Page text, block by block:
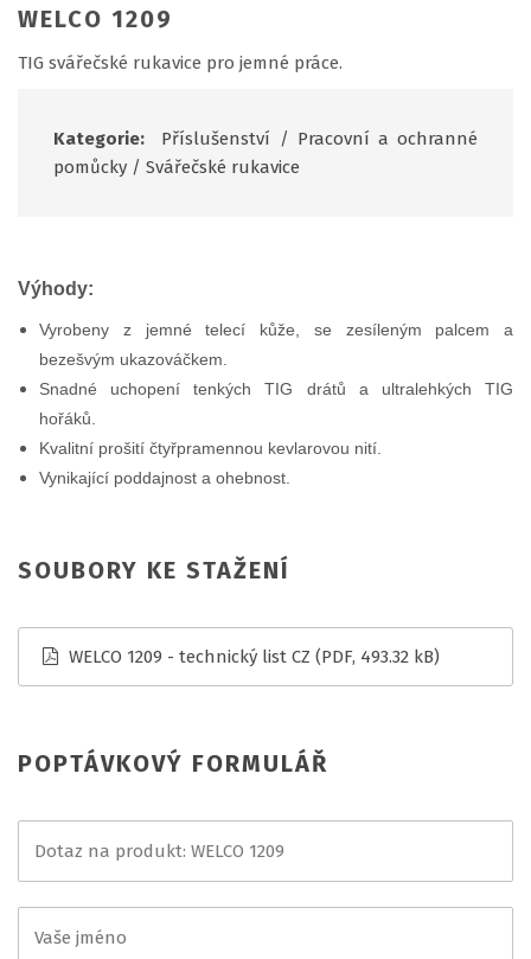
WELCO 1209
TIG svářečské rukavice pro jemné práce.
Kategorie: Příslušenství / Pracovní a ochranné
pomůcky / Svářečské rukavice
Výhody:
Vyrobeny z jemné telecí kůže, se zesíleným palcem a
bezešvým ukazováčkem.
Snadné uchopení tenkých TIG drátů a ultralehkých TIG
hořáků.
Kvalitní prošití čtyřpramennou kevlarovou nití.
Vynikající poddajnost a ohebnost.
SOUBORY KE STAŽENÍ
WELCO 1209 - technický list CZ (PDF, 493.32 kB)
POPTÁVKOVÝ FORMULÁŘ